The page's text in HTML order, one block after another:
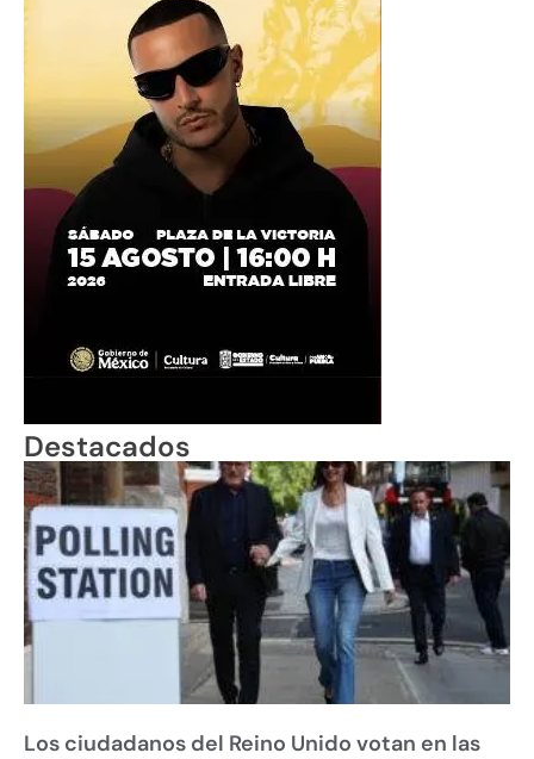
Destacados
Los ciudadanos del Reino Unido votan en las